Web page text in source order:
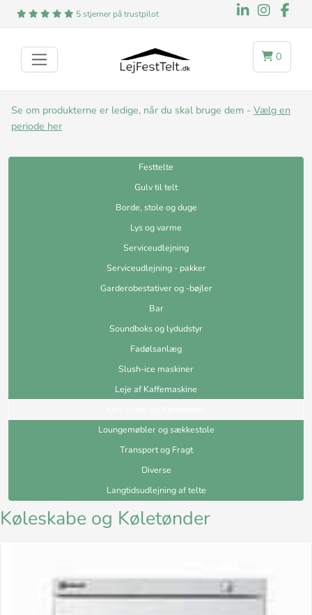
5 stjerner på trustpilot
0
Se om produkterne er ledige, når du skal bruge dem - Vælg en
periode her
Festtelte
Gulv til telt
Borde, stole og duge
Lys og varme
Serviceudlejning
Serviceudlejning - pakker
Garderobestativer og -bøjler
Bar
Soundboks og lydudstyr
Fadølsanlæg
Slush-ice maskiner
Leje af Kaffemaskine
Loungemøbler og sækkestole
Transport og Fragt
Diverse
Langtidsudlejning af telte
Køleskabe og Køletønder